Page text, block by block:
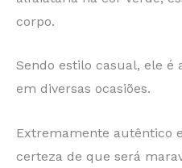
corpo.
Sendo estilo casual, ele é
em diversas ocasiões.
Extremamente autêntico
certeza de que será